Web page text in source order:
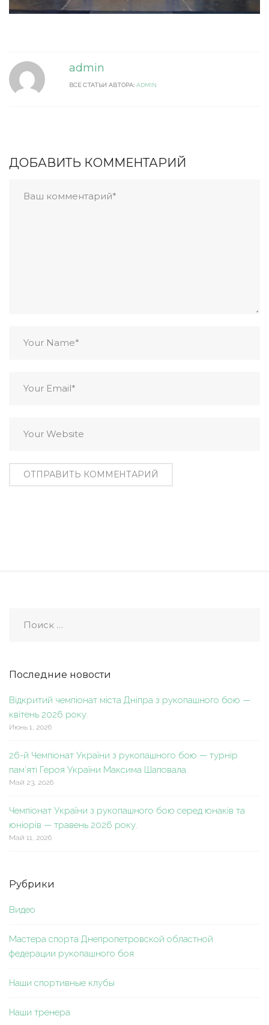
admin
ВСЕ СТАТЬИ АВТОРА: ADMIN
ДОБАВИТЬ КОММЕНТАРИЙ
Последние новости
Відкритий чемпіонат міста Дніпра з рукопашного бою —
квітень 2026 року.
Июнь 1, 2026
26-й Чемпіонат України з рукопашного бою — турнір
пам’яті Героя України Максима Шаповала.
Май 23, 2026
Чемпіонат України з рукопашного бою серед юнаків та
юніорів — травень 2026 року.
Май 11, 2026
Рубрики
Видео
Мастера спорта Днепропетровской областной
федерации рукопашного боя
Наши спортивные клубы
Наши тренера